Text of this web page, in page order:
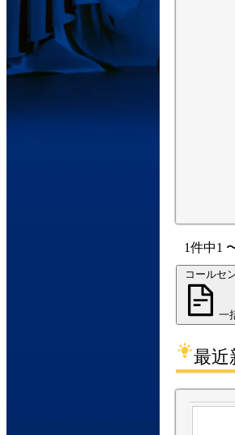
1件中1
コールセ
一
最近